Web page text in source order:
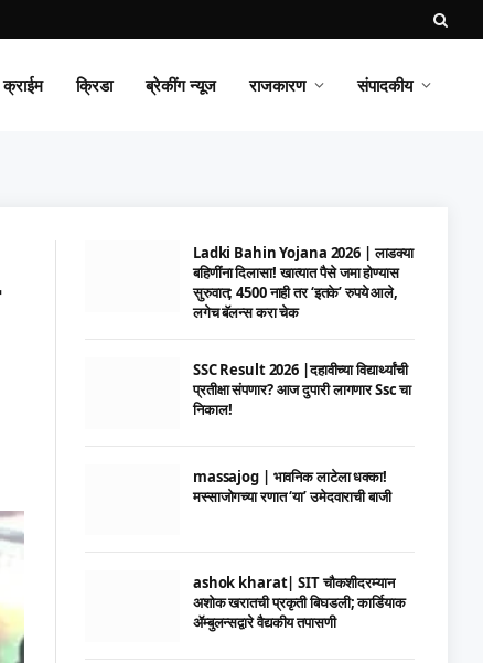
क्राईम क्रिडा ब्रेकींग न्यूज राजकारण संपादकीय
Ladki Bahin Yojana 2026 | लाडक्या
बहिणींना दिलासा! खात्यात पैसे जमा होण्यास
सुरुवात; 4500 नाही तर ‘इतके’ रुपये आले,
लगेच बॅलन्स करा चेक
SSC Result 2026 |दहावीच्या विद्यार्थ्यांची
प्रतीक्षा संपणार? आज दुपारी लागणार Ssc चा
निकाल!
massajog | भावनिक लाटेला धक्का!
मस्साजोगच्या रणात ‘या’ उमेदवाराची बाजी
ashok kharat| SIT चौकशीदरम्यान
अशोक खरातची प्रकृती बिघडली; कार्डियाक
ॲम्बुलन्सद्वारे वैद्यकीय तपासणी